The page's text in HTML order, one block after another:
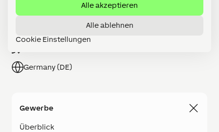
Alle akzeptieren
Alle ablehnen
Cookie Einstellungen
Germany (DE)
Gewerbe
Überblick